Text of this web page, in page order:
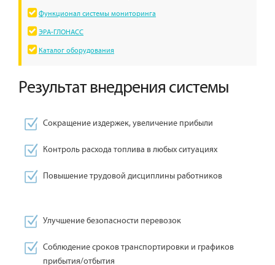
Функционал системы мониторинга
ЭРА-ГЛОНАСС
Каталог оборудования
Результат внедрения системы
Сокращение издержек, увеличение прибыли
Контроль расхода топлива в любых ситуациях
Повышение трудовой дисциплины работников
Улучшение безопасности перевозок
Соблюдение сроков транспортировки и графиков
прибытия/отбытия